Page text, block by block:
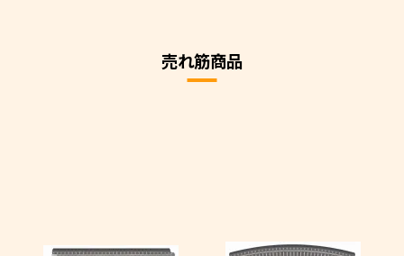
売れ筋商品